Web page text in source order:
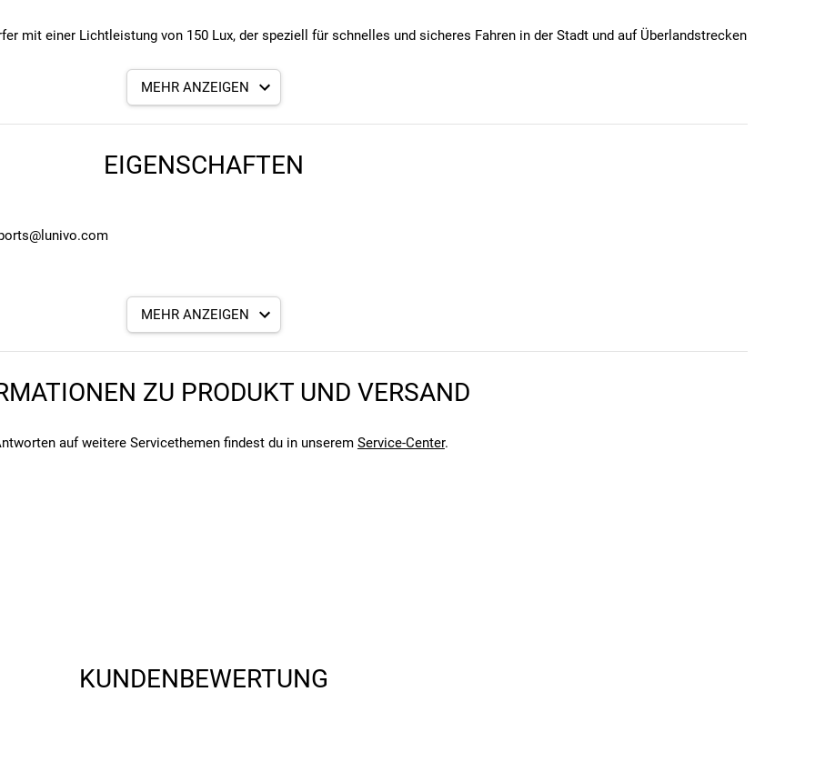
mit einer Lichtleistung von 150 Lux, der speziell für schnelles und sicheres Fahren in der Stadt und auf Überlandstrecken
die Nahfeldausleuchtung verbessert die Sicht in der Nähe.
MEHR ANZEIGEN
EIGENSCHAFTEN
und den verbauten Komponenten bei Fahrrädern kommen kann. Einen Fehler gefunden?
MEHR ANZEIGEN
ZU PRODUKT UND VERSAND
auf weitere Servicethemen findest du in unserem Service-Center.
KUNDENBEWERTUNG